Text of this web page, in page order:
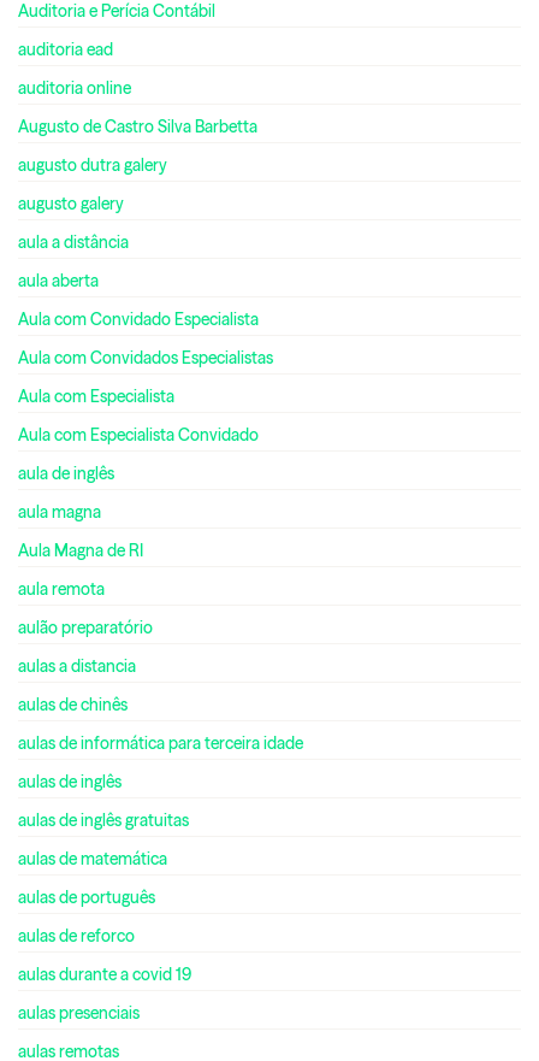
Auditoria e Perícia Contábil
auditoria ead
auditoria online
Augusto de Castro Silva Barbetta
augusto dutra galery
augusto galery
aula a distância
aula aberta
Aula com Convidado Especialista
Aula com Convidados Especialistas
Aula com Especialista
Aula com Especialista Convidado
aula de inglês
aula magna
Aula Magna de RI
aula remota
aulão preparatório
aulas a distancia
aulas de chinês
aulas de informática para terceira idade
aulas de inglês
aulas de inglês gratuitas
aulas de matemática
aulas de português
aulas de reforco
aulas durante a covid 19
aulas presenciais
aulas remotas